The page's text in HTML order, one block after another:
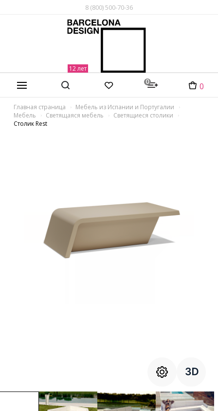
8 (800) 500-70-36
0 0
Главная страница
Мебель из Испании и Португалии
Мебель
Светящаяся мебель
Светящиеся столики
Столик Rest